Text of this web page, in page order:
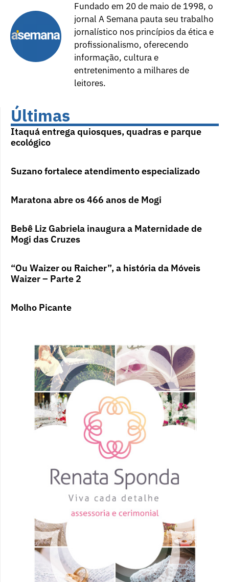
Fundado em 20 de maio de 1998, o
jornal A Semana pauta seu trabalho
jornalístico nos princípios da ética e
profissionalismo, oferecendo
informação, cultura e
entretenimento a milhares de
leitores.
Últimas
Itaquá entrega quiosques, quadras e parque
ecológico
Suzano fortalece atendimento especializado
Maratona abre os 466 anos de Mogi
Bebê Liz Gabriela inaugura a Maternidade de
Mogi das Cruzes
“Ou Waizer ou Raicher”, a história da Móveis
Waizer – Parte 2
Molho Picante